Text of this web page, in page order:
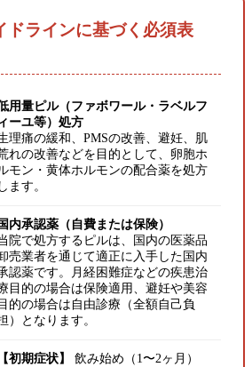
ドラインに基づく必須表
用量ピル（ファボワール・ラベルフ
ーユ等）処方
理痛の緩和、PMSの改善、避妊、肌
れの改善などを目的として、卵胞ホ
モン・黄体ホルモンの配合薬を処方
します。
内承認薬（自費または保険）
院で処方するピルは、国内の医薬品
売業者を通じて適正に入手した国内
認薬です。月経困難症などの疾患治
目的の場合は保険適用、避妊や美容
目的の場合は自由診療（全額自己負
）となります。
【初期症状】
飲み始め（1〜2ヶ月）